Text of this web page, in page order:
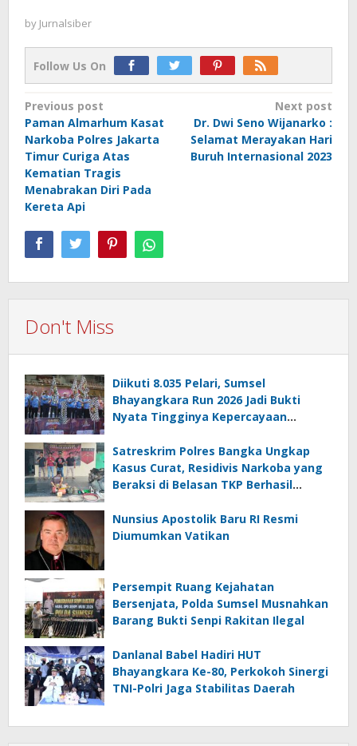
by Jurnalsiber
Follow Us On
Post
navigation
Previous post
Paman Almarhum Kasat
Narkoba Polres Jakarta
Timur Curiga Atas
Kematian Tragis
Menabrakan Diri Pada
Kereta Api
Next post
Dr. Dwi Seno Wijanarko :
Selamat Merayakan Hari
Buruh Internasional 2023
Don't Miss
Diikuti 8.035 Pelari, Sumsel
Bhayangkara Run 2026 Jadi Bukti
Nyata Tingginya Kepercayaan
Satreskrim Polres Bangka Ungkap
Kasus Curat, Residivis Narkoba yang
Beraksi di Belasan TKP Berhasil
Nunsius Apostolik Baru RI Resmi
Diumumkan Vatikan
Persempit Ruang Kejahatan
Bersenjata, Polda Sumsel Musnahkan
Barang Bukti Senpi Rakitan Ilegal
Danlanal Babel Hadiri HUT
Bhayangkara Ke-80, Perkokoh Sinergi
TNI-Polri Jaga Stabilitas Daerah